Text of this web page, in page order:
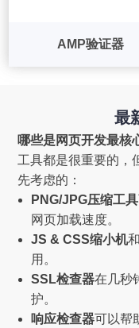
AMP验证器
最
哪些是网页开发最核
工具都是很重要的，
先考虑的：
PNG/JPG压缩工具
网页加载速度。
JS & CSS缩小机
用。
SSL检查器在几秒
护。
响应检查器可以帮